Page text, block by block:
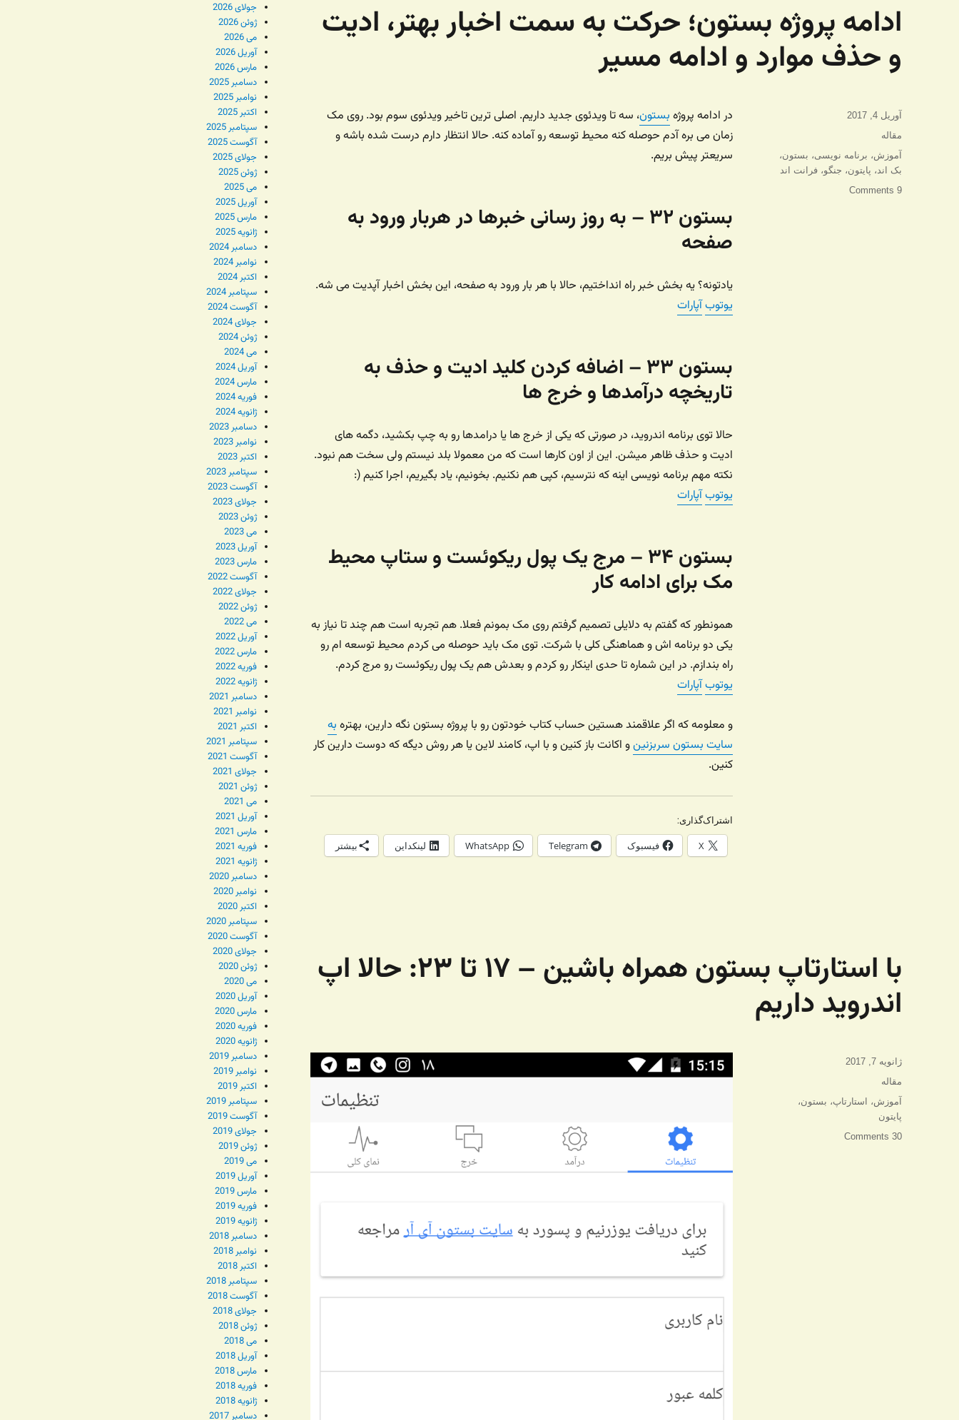
ادامه پروژه بستون؛ حرکت به سمت اخبار بهتر، ادیت
و حذف موارد و ادامه مسیر
در ادامه پروژه بستون، سه تا ویدئوی جدید داریم. اصلی ترین تاخیر ویدئوی سوم بود. روی مک
زمان می بره آدم حوصله کنه محیط توسعه رو آماده کنه. حالا انتظار دارم درست شده باشه و
سریعتر پیش بریم.
بستون ۳۲ – به روز رسانی خبرها در هربار ورود به
صفحه
یادتونه؟ یه بخش خبر راه انداختیم، حالا با هر بار ورود به صفحه، این بخش اخبار آپدیت می شه.
یوتوبآپارات
بستون ۳۳ – اضافه کردن کلید ادیت و حذف به
تاریخچه درآمدها و خرج ها
حالا توی برنامه اندروید، در صورتی که یکی از خرج ها یا درامدها رو به چپ بکشید، دگمه های
ادیت و حذف ظاهر میشن. این از اون کارها است که من معمولا بلد نیستم ولی سخت هم نبود.
نکته مهم برنامه نویسی اینه که نترسیم، کپی هم نکنیم. بخونیم، یاد بگیریم، اجرا کنیم (:
یوتوبآپارات
بستون ۳۴ – مرج یک پول ریکوئست و ستاپ محیط
مک برای ادامه کار
همونطور که گفتم به دلایلی تصمیم گرفتم روی مک بمونم فعلا. هم تجربه است هم چند تا نیاز به
یکی دو برنامه اش و هماهنگی کلی با شرکت. توی مک باید حوصله می کردم محیط توسعه ام رو
راه بندازم. در این شماره تا حدی اینکار رو کردم و بعدش هم یک پول ریکوئست رو مرج کردم.
یوتوبآپارات
و معلومه که اگر علاقمند هستین حساب کتاب خودتون رو با پروژه بستون نگه دارین، بهتره به
سایت بستون سربزنینو اکانت باز کنین و با اپ، کامند لاین یا هر روش دیگه که دوست دارین کار
کنین.
اشتراک‌گذاری:
X فیسبوک Telegram
WhatsApp لینکداین بیشتر
ارسال
شده
آوریل 4, 2017
دسته‌ها
مقاله
برچسب‌ها
آموزش، برنامه نویسی، بستون،
بک اند، پایتون، جنگو،فرانت اند
9 Comments
با استارتاپ بستون همراه باشین – ۱۷ تا ۲۳: حالا اپ
اندروید داریم
ارسال
شده
ژانویه 7, 2017
دسته‌ها
مقاله
برچسب‌ها
آموزش، استارتاپ، بستون،
پایتون
30 Comments
جولای 2026
ژوئن 2026
می 2026
آوریل 2026
مارس 2026
دسامبر 2025
نوامبر 2025
اکتبر 2025
سپتامبر 2025
آگوست 2025
جولای 2025
ژوئن 2025
می 2025
آوریل 2025
مارس 2025
ژانویه 2025
دسامبر 2024
نوامبر 2024
اکتبر 2024
سپتامبر 2024
آگوست 2024
جولای 2024
ژوئن 2024
می 2024
آوریل 2024
مارس 2024
فوریه 2024
ژانویه 2024
دسامبر 2023
نوامبر 2023
اکتبر 2023
سپتامبر 2023
آگوست 2023
جولای 2023
ژوئن 2023
می 2023
آوریل 2023
مارس 2023
آگوست 2022
جولای 2022
ژوئن 2022
می 2022
آوریل 2022
مارس 2022
فوریه 2022
ژانویه 2022
دسامبر 2021
نوامبر 2021
اکتبر 2021
سپتامبر 2021
آگوست 2021
جولای 2021
ژوئن 2021
می 2021
آوریل 2021
مارس 2021
فوریه 2021
ژانویه 2021
دسامبر 2020
نوامبر 2020
اکتبر 2020
سپتامبر 2020
آگوست 2020
جولای 2020
ژوئن 2020
می 2020
آوریل 2020
مارس 2020
فوریه 2020
ژانویه 2020
دسامبر 2019
نوامبر 2019
اکتبر 2019
سپتامبر 2019
آگوست 2019
جولای 2019
ژوئن 2019
می 2019
آوریل 2019
مارس 2019
فوریه 2019
ژانویه 2019
دسامبر 2018
نوامبر 2018
اکتبر 2018
سپتامبر 2018
آگوست 2018
جولای 2018
ژوئن 2018
می 2018
آوریل 2018
مارس 2018
فوریه 2018
ژانویه 2018
دسامبر 2017